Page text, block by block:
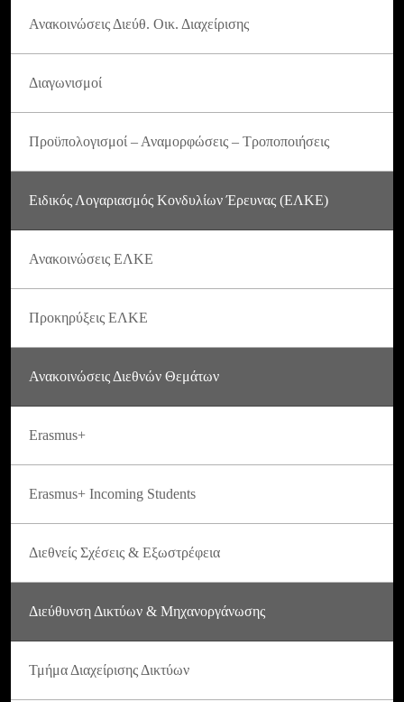
Ανακοινώσεις Διεύθ. Οικ. Διαχείρισης
Διαγωνισμοί
Προϋπολογισμοί – Αναμορφώσεις – Τροποποιήσεις
Ειδικός Λογαριασμός Κονδυλίων Έρευνας (ΕΛΚΕ)
Ανακοινώσεις ΕΛΚΕ
Προκηρύξεις ΕΛΚΕ
Ανακοινώσεις Διεθνών Θεμάτων
Erasmus+
Erasmus+ Incoming Students
Διεθνείς Σχέσεις & Εξωστρέφεια
Διεύθυνση Δικτύων & Μηχανοργάνωσης
Τμήμα Διαχείρισης Δικτύων